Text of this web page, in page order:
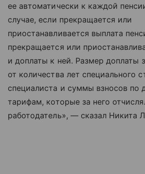
ее автоматически к каждой
случае, если прекращается или
приостанавливается выплата
прекращается или
и доплаты к ней. Размер доплаты
от количества лет специального
специалиста и суммы взносов по
тарифам, которые за него
работодатель», — сказал Никита